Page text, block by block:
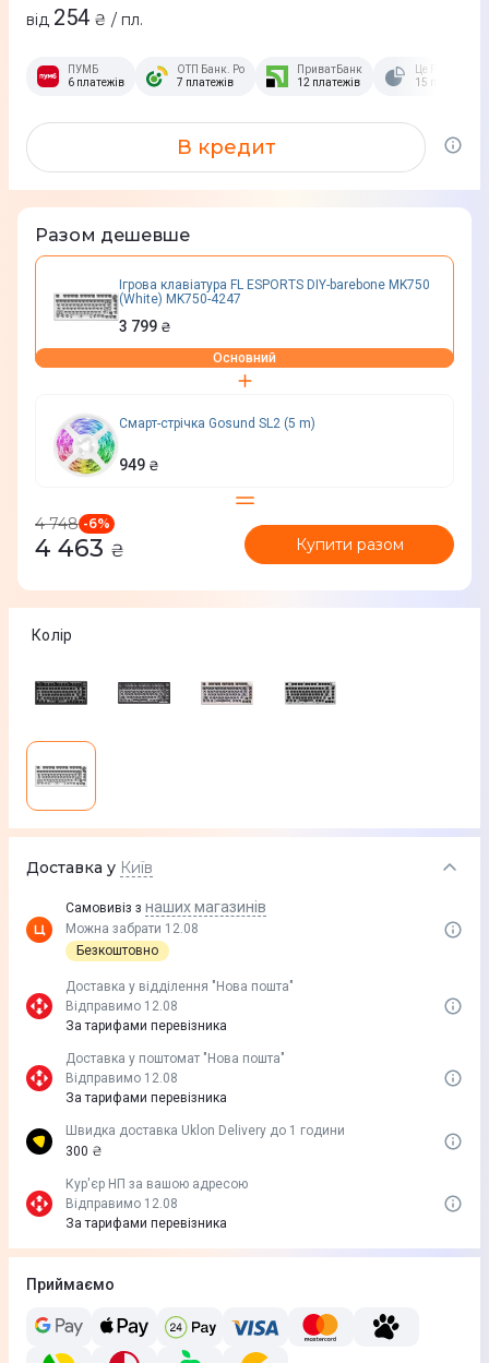
від 254 ₴ / пл.
ПУМБ
6 платежів
ОТП Банк. Розстрочка Скибочка.
7 платежів
ПриватБанк
12 платежів
Це Розстрочка
15 платежів
В кредит
Разом дешевше
Ігрова клавіатура FL ESPORTS DIY-barebone MK750
(White) MK750-4247
3 799 ₴
Основний
Смарт-стрічка Gosund SL2 (5 m)
949 ₴
4 748 -6%
4 463 ₴ Купити разом
Колір
Доставка у Київ
Самовивіз з наших магазинів
Можна забрати 12.08
Безкоштовно
Доставка у вiддiлення "Нова пошта"
Відправимо 12.08
За тарифами перевізника
Доставка у поштомат "Нова пошта"
Відправимо 12.08
За тарифами перевізника
Швидка доставка Uklon Delivery до 1 години
300 ₴
Кур'єр НП за вашою адресою
Відправимо 12.08
За тарифами перевізника
Приймаємо